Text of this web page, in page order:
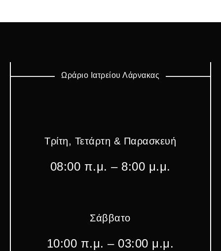
Ωράριο Ιατρείου Λάρνακας
Τρίτη, Τετάρτη & Παρασκευή
08:00 π.μ. – 8:00 μ.μ.
Σάββατο
10:00 π.μ. – 03:00 μ.μ.